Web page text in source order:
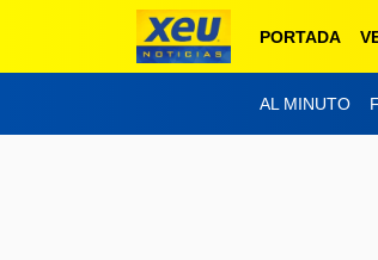
PORTADA
AL MINUTO